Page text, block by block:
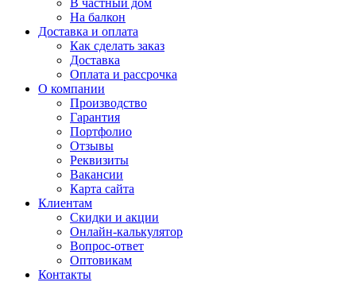
В частный дом
На балкон
Доставка и оплата
Как сделать заказ
Доставка
Оплата и рассрочка
О компании
Производство
Гарантия
Портфолио
Отзывы
Реквизиты
Вакансии
Карта сайта
Клиентам
Скидки и акции
Онлайн-калькулятор
Вопрос-ответ
Оптовикам
Контакты